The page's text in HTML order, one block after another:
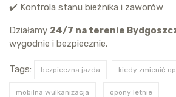
✔️ Kontrola stanu bieżnika i zaworów
Działamy 24/7 na terenie
wygodnie i bezpiecznie.
Tags: bezpieczna jazda kiedy zmienić
mobilna wulkanizacja opony letnie